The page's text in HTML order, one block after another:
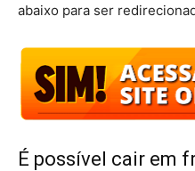
abaixo para ser
É possível cair em